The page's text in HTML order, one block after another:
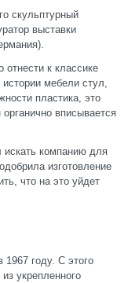
скульптурный
выставки
к классике
мебели стул,
пластика, это
вписывается
искать компанию для
изготовление
что на это уйдет
1967 году. С этого
укрепленного